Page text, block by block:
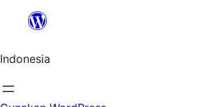
Lewat
konten
Indonesia